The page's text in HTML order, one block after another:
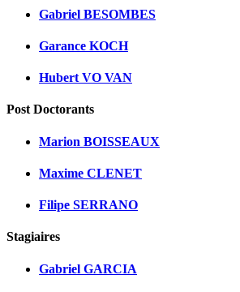
Gabriel BESOMBES
Garance KOCH
Hubert VO VAN
Post Doctorants
Marion BOISSEAUX
Maxime CLENET
Filipe SERRANO
Stagiaires
Gabriel GARCIA